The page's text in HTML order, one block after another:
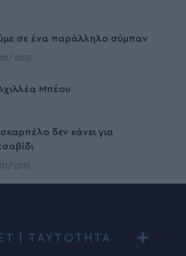
σε ένα παράλληλο σύμπαν
2015
Μπέου
δεν κάνει για
2015
| ΤΑΥΤΟΤΗΤΑ